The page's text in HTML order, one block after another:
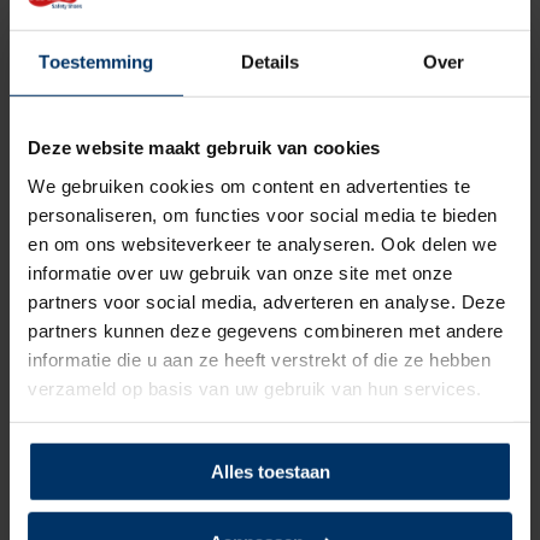
Toestemming Details Over
Deze website maakt gebruik van cookies
We gebruiken cookies om content en advertenties te
personaliseren, om functies voor social media te bieden
en om ons websiteverkeer te analyseren. Ook delen we
informatie over uw gebruik van onze site met onze
partners voor social media, adverteren en analyse. Deze
partners kunnen deze gegevens combineren met andere
informatie die u aan ze heeft verstrekt of die ze hebben
verzameld op basis van uw gebruik van hun services.
Alles toestaan
Antislip Ja
Beoordelingen
4.7van5 Gebaseerd op 3 beoordeling(en)
Schrijf je eigen review
Gepost door: Walter op 14 Mei 2026